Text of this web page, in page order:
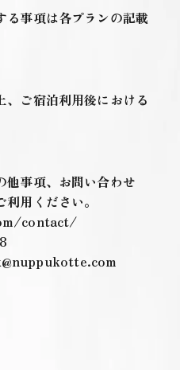
る事項は各プランの記載
ご宿泊利用後における
他事項、お問い合わせ
用ください。
contact/